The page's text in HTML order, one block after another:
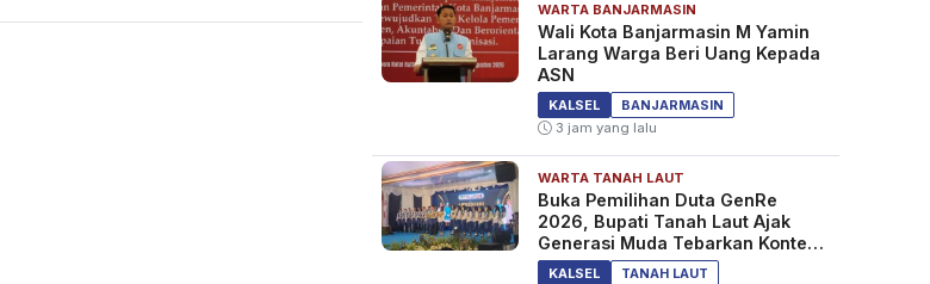
WARTA BANJARMASIN
Wali Kota Banjarmasin M Yamin
Larang Warga Beri Uang Kepada
ASN
KALSEL
BANJARMASIN
3 jam yang lalu
WARTA TANAH LAUT
Buka Pemilihan Duta GenRe
2026, Bupati Tanah Laut Ajak
Generasi Muda Tebarkan Konten
Edukasi Positif
KALSEL
TANAH LAUT